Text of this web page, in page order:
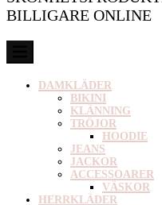
BILLIGARE ONLINE
DAMKLÄDER
BIKINI
KLÄNNING
TRÖJOR
HOODIE
JEANS
JACKOR
ACCESSOARER
VÄSKOR
HERRKLÄDER